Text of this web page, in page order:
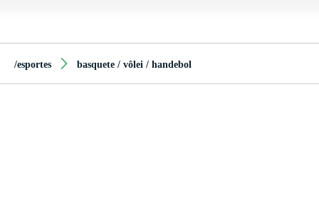
/esportes basquete / vôlei / handebol